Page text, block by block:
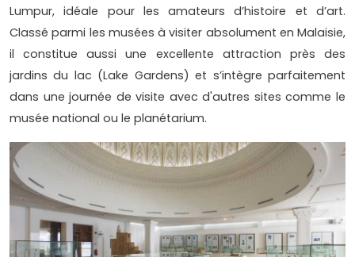
Lumpur, idéale pour les amateurs d’histoire et d’art.
Classé parmi les musées à visiter absolument en Malaisie,
il constitue aussi une excellente attraction près des
jardins du lac (Lake Gardens) et s’intègre parfaitement
dans une journée de visite avec d'autres sites comme le
musée national ou le planétarium.